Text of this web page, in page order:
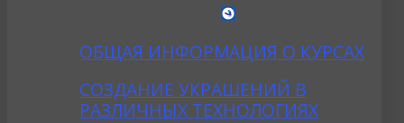
ОБЩАЯ ИНФОРМАЦИЯ О КУРСАХ
CОЗДАНИE УКРАШЕНИЙ В
РАЗЛИЧНЫХ ТЕХНОЛОГИЯХ